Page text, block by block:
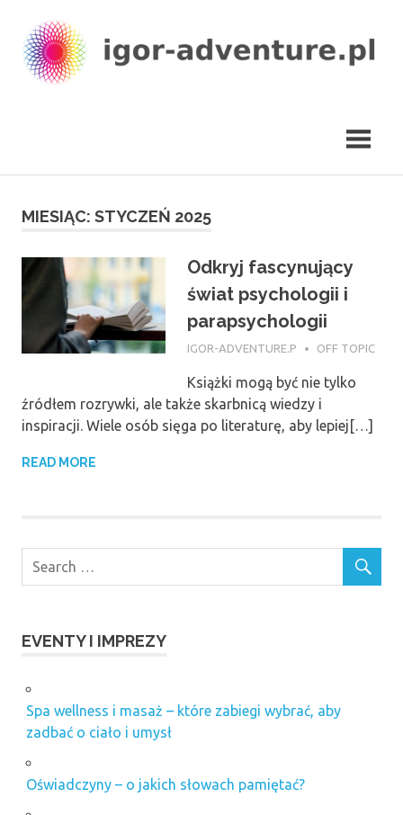
content
MIESIĄC: STYCZEŃ 2025
Odkryj fascynujący
świat psychologii i
parapsychologii
30 STYCZNIA 2025
IGOR-ADVENTURE.P OFF TOPIC
Książki mogą być nie tylko
źródłem rozrywki, ale także skarbnicą wiedzy i
inspiracji. Wiele osób sięga po literaturę, aby lepiej[…]
READ MORE
EVENTY I IMPREZY
Spa wellness i masaż – które zabiegi wybrać, aby
zadbać o ciało i umysł
Oświadczyny – o jakich słowach pamiętać?